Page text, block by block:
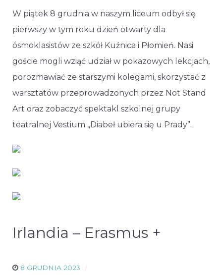
W piątek 8 grudnia w naszym liceum odbył się
pierwszy w tym roku dzień otwarty dla
ósmoklasistów ze szkół Kuźnica i Płomień. Nasi
goście mogli wziąć udział w pokazowych lekcjach,
porozmawiać ze starszymi kolegami, skorzystać z
warsztatów przeprowadzonych przez Not Stand
Art oraz zobaczyć spektakl szkolnej grupy
teatralnej Vestium „Diabeł ubiera się u Prady”.
Irlandia – Erasmus +
8 GRUDNIA 2023